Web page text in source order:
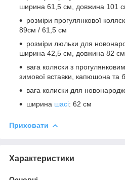
ширина 61,5 см, довжина 101
розміри прогулянкової
89см / 61,5 см
розміри люльки для
ширина 42,5 см, довжина 82 см
вага коляски з
зимової вставки, капюшона та
вага колиски для
ширина шасі: 62 см
Приховати
Характеристики